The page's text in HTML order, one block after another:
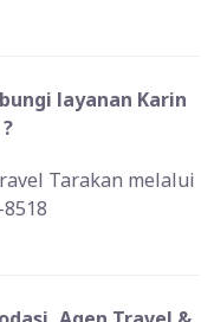
layanan Karin
Tarakan melalui